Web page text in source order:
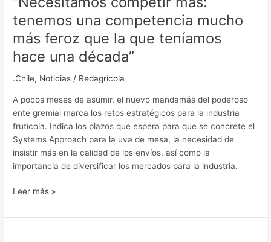
tenemos una competencia mucho
más feroz que la que teníamos
hace una década”
.Chile, Noticias / Redagrícola
A pocos meses de asumir, el nuevo mandamás del poderoso
ente gremial marca los retos estratégicos para la industria
frutícola. Indica los plazos que espera para que se concrete el
Systems Approach para la uva de mesa, la necesidad de
insistir más en la calidad de los envíos, así como la
importancia de diversificar los mercados para la industria.
Leer más »